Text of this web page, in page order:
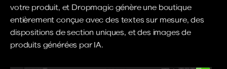
votre produit, et Dropmagic génère une boutique
entièrement conçue avec des textes sur mesure, des
dispositions de section uniques, et des images de
produits générées par IA.